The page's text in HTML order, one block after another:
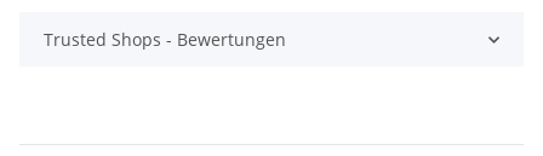
Trusted Shops - Bewertungen